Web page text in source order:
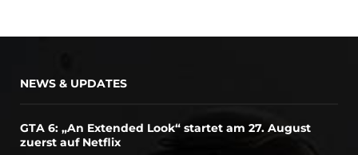
NEWS & UPDATES
GTA 6: „An Extended Look“ startet am 27. August
zuerst auf Netflix